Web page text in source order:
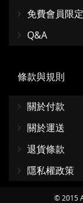
免費會員限
Q&A
條款與規則
關於付款
關於運送
退貨條款
隱私權政策
© 2015